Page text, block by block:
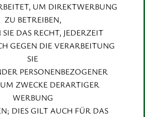
UM DIREKTWERBUNG
ZU BETREIBEN,
DAS RECHT, JEDERZEIT
GEGEN DIE VERARBEITUNG
SIE
PERSONENBEZOGENER
ZWECKE DERARTIGER
WERBUNG
DIES GILT AUCH FÜR DAS